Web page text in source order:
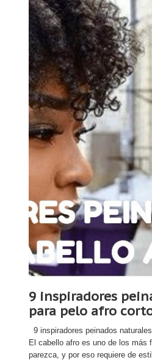
9 inspiradores
para pelo afro
9 inspiradores peinados
El cabello afro es uno de los más
parezca, y por eso requiere de